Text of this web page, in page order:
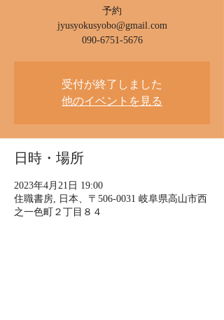
予約
jyusyokusyobo@gmail.com
090-6751-5676
受付が終了しました
他のイベントを見る
日時・場所
2023年4月21日 19:00
住職書房, 日本、〒506-0031 岐阜県高山市西
之一色町２丁目８４